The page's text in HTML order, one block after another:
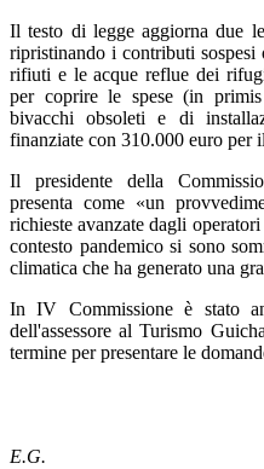
Il testo di legge aggiorna due
ripristinando i contributi
rifiuti e le acque reflue dei
per coprire le spese (in
bivacchi obsoleti e di
finanziate con 310.000 euro per
Il presidente della
presenta come «un
richieste avanzate dagli
contesto pandemico si sono
climatica che ha generato una
In IV Commissione è stato
dell'assessore al Turismo
termine per presentare le
E.G.